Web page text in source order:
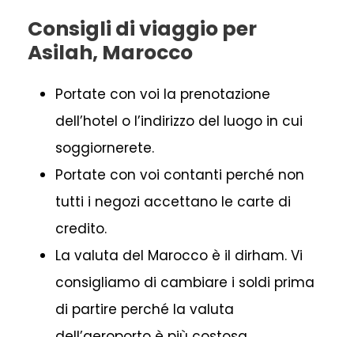
Consigli di viaggio per
Asilah, Marocco
Portate con voi la prenotazione
dell’hotel o l’indirizzo del luogo in cui
soggiornerete.
Portate con voi contanti perché non
tutti i negozi accettano le carte di
credito.
La valuta del Marocco è il dirham. Vi
consigliamo di cambiare i soldi prima
di partire perché la valuta